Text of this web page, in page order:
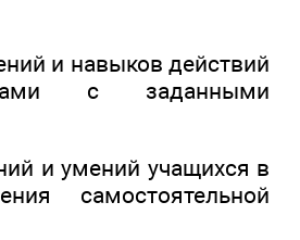
и навыков действий
с заданными
и умений учащихся в
самостоятельной